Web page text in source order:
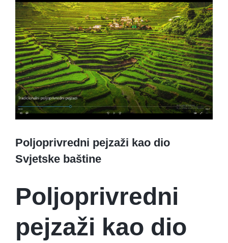
Larger
Image
Poljoprivredni pejzaži kao dio
Svjetske baštine
Poljoprivredni
pejzaži kao dio